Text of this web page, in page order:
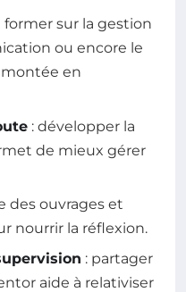
former sur la gestion
ou encore le
en
: développer la
de mieux gérer
des ouvrages et
nourrir la réflexion.
: partager
aide à relativiser